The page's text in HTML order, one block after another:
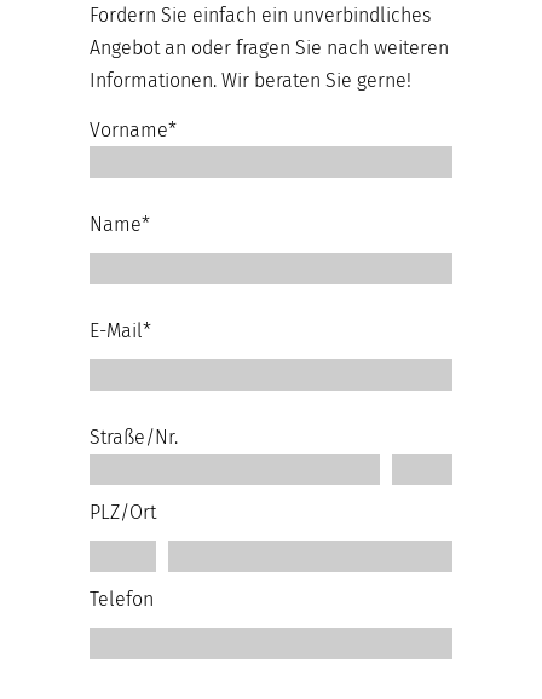
Fordern Sie einfach ein unverbindliches
Angebot an oder fragen Sie nach weiteren
Informationen. Wir beraten Sie gerne!
Vorname*
Name*
E-Mail*
Straße/Nr.
PLZ/Ort
Telefon